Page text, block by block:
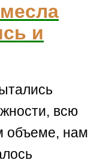
и
всю
объеме, нам